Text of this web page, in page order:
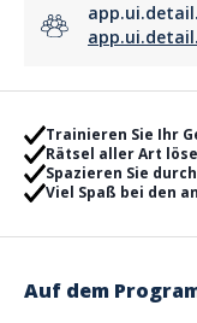
Trainieren Sie Ihr
Rätsel aller Art
Spazieren Sie
Viel Spaß bei den
Auf dem